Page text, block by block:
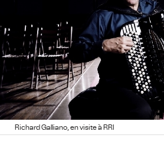
Richard Galliano, en visite à RRI